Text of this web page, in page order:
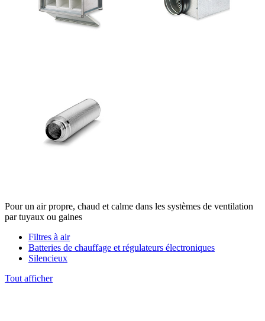
Pour un air propre, chaud et calme dans les systèmes de ventilation
par tuyaux ou gaines
Filtres à air
Batteries de chauffage et régulateurs électroniques
Silencieux
Tout afficher